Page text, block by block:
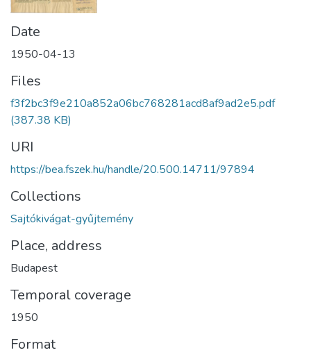
Date
1950-04-13
Files
f3f2bc3f9e210a852a06bc768281acd8af9ad2e5.pdf
(387.38 KB)
URI
https://bea.fszek.hu/handle/20.500.14711/97894
Collections
Sajtókivágat-gyűjtemény
Place, address
Budapest
Temporal coverage
1950
Format